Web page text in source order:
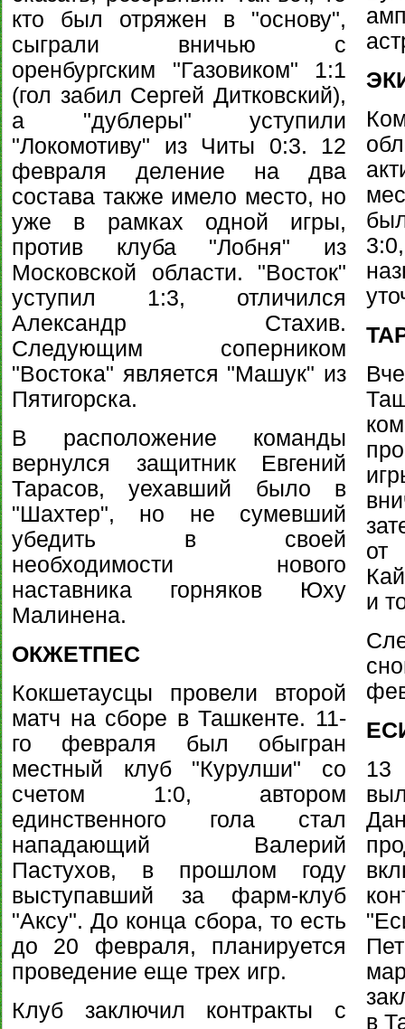
кто был отряжен в "основу",
сыграли вничью с
оренбургским "Газовиком" 1:1
(гол забил Сергей Дитковский),
а "дублеры" уступили
"Локомотиву" из Читы 0:3. 12
февраля деление на два
состава также имело место, но
уже в рамках одной игры,
против клуба "Лобня" из
Московской области. "Восток"
уступил 1:3, отличился
Александр Стахив.
Следующим соперником
"Востока" является "Машук" из
Пятигорска.
В расположение команды
вернулся защитник Евгений
Тарасов, уехавший было в
"Шахтер", но не сумевший
убедить в своей
необходимости нового
наставника горняков Юху
Малинена.
ОКЖЕТПЕС
Кокшетаусцы провели второй
матч на сборе в Ташкенте. 11-
го февраля был обыгран
местный клуб "Курулши" со
счетом 1:0, автором
единственного гола стал
нападающий Валерий
Пастухов, в прошлом году
выступавший за фарм-клуб
"Аксу". До конца сбора, то есть
до 20 февраля, планируется
проведение еще трех игр.
Клуб заключил контракты с
от
и
13
в